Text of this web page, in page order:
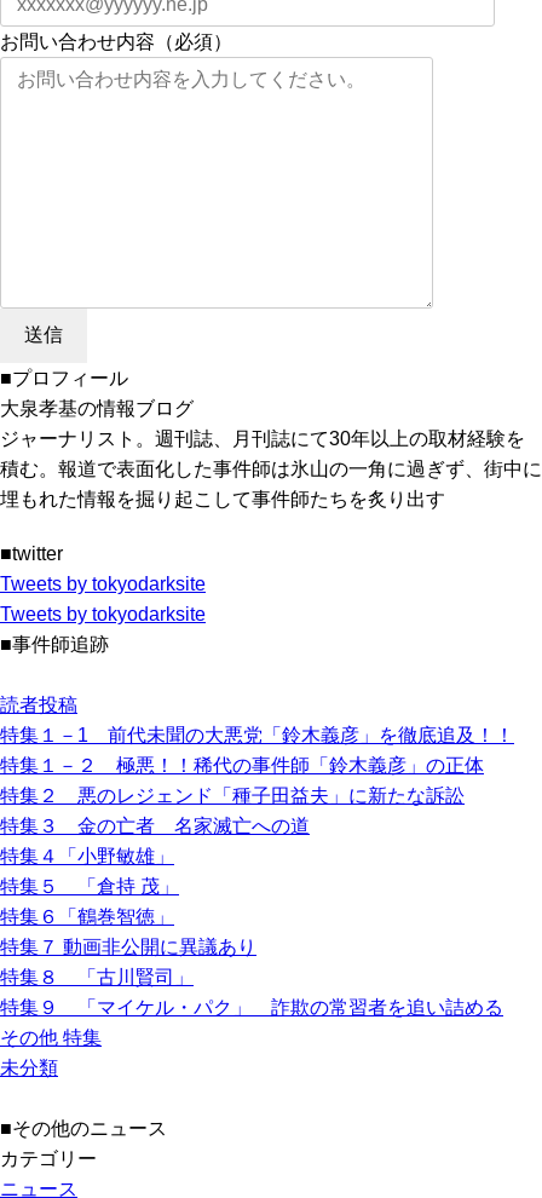
お問い合わせ内容（必須）
■プロフィール
大泉孝基の情報ブログ
ジャーナリスト。週刊誌、月刊誌にて30年以上の取材経験を
積む。報道で表面化した事件師は氷山の一角に過ぎず、街中に
埋もれた情報を掘り起こして事件師たちを炙り出す
■twitter
Tweets by tokyodarksite
Tweets by tokyodarksite
■事件師追跡
読者投稿
特集１－1 前代未聞の大悪党「鈴木義彦」を徹底追及！！
特集１－２ 極悪！！稀代の事件師「鈴木義彦」の正体
特集２ 悪のレジェンド「種子田益夫」に新たな訴訟
特集３ 金の亡者 名家滅亡への道
特集４「小野敏雄」
特集５ 「倉持 茂」
特集６「鶴巻智徳」
特集７ 動画非公開に異議あり
特集８ 「古川賢司」
特集９ 「マイケル・パク」 詐欺の常習者を追い詰める
その他 特集
未分類
■その他のニュース
カテゴリー
ニュース